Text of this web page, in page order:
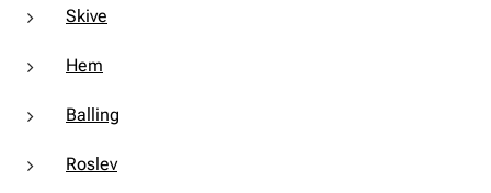
Skive
Hem
Balling
Roslev